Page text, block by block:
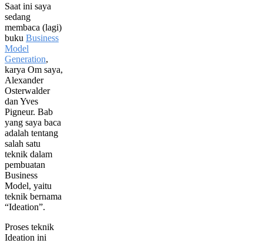
Saat ini saya
sedang
membaca (lagi)
buku Business
Model
Generation,
karya Om saya,
Alexander
Osterwalder
dan Yves
Pigneur. Bab
yang saya baca
adalah tentang
salah satu
teknik dalam
pembuatan
Business
Model, yaitu
teknik bernama
“Ideation”.
Proses teknik
Ideation ini